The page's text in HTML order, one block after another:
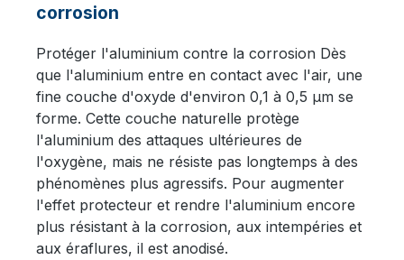
corrosion
Protéger l'aluminium contre la corrosion Dès
que l'aluminium entre en contact avec l'air, une
fine couche d'oxyde d'environ 0,1 à 0,5 µm se
forme. Cette couche naturelle protège
l'aluminium des attaques ultérieures de
l'oxygène, mais ne résiste pas longtemps à des
phénomènes plus agressifs. Pour augmenter
l'effet protecteur et rendre l'aluminium encore
plus résistant à la corrosion, aux intempéries et
aux éraflures, il est anodisé.